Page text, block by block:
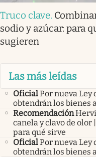
Truco clave.
sodio y azúcar: para
sugieren
Las más leídas
OficialPor nueva Ley
obtendrán los bienes
Recomendación
canela y clavo de
para qué sirve
OficialPor nueva Ley
obtendrán los bienes